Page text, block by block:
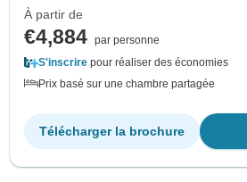
À partir de
€4,884 par personne
S'inscrire pour réaliser des économies
Prix basé sur une chambre partagée
Télécharger la brochure